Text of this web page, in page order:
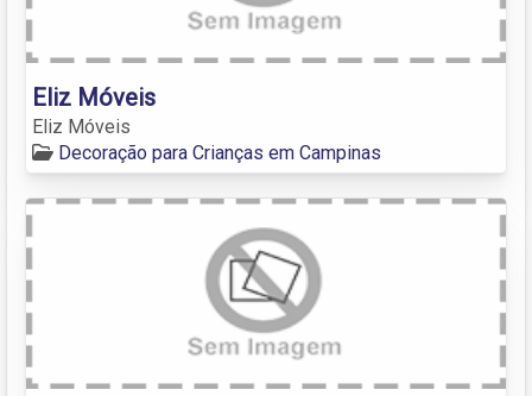
Eliz Móveis
Eliz Móveis
Decoração para Crianças em Campinas